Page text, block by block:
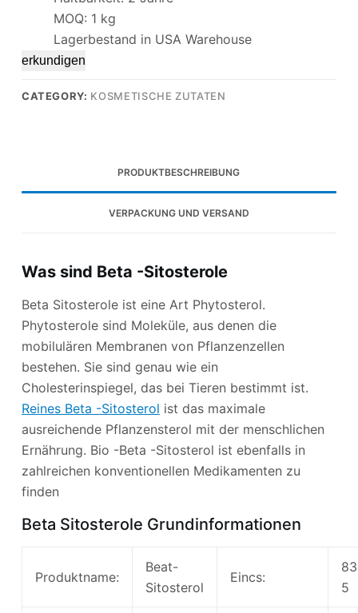
MOQ: 1 kg
Lagerbestand in USA Warehouse
erkundigen
CATEGORY: KOSMETISCHE ZUTATEN
PRODUKTBESCHREIBUNG
VERPACKUNG UND VERSAND
Was sind Beta -Sitosterole
Beta Sitosterole ist eine Art Phytosterol.
Phytosterole sind Moleküle, aus denen die
mobilulären Membranen von Pflanzenzellen
bestehen. Sie sind genau wie ein
Cholesterinspiegel, das bei Tieren bestimmt ist.
Reines Beta -Sitosterol ist das maximale
ausreichende Pflanzensterol mit der menschlichen
Ernährung. Bio -Beta -Sitosterol ist ebenfalls in
zahlreichen konventionellen Medikamenten zu
finden
Beta Sitosterole Grundinformationen
Produktname:
Beat-
Sitosterol
Eincs:
5